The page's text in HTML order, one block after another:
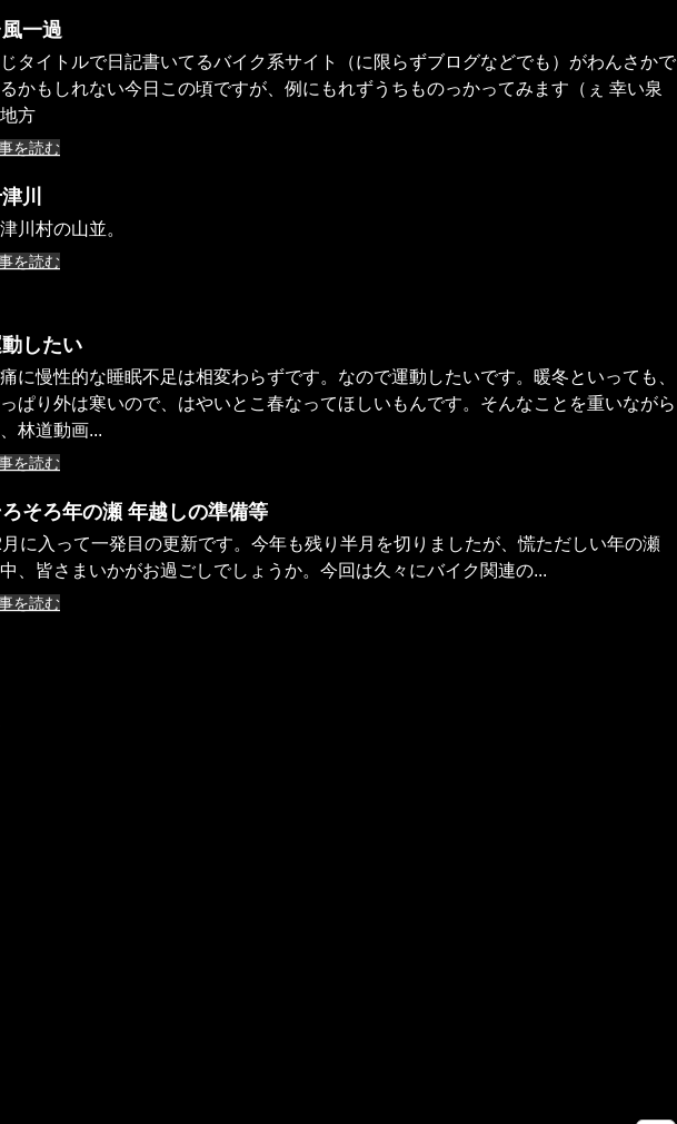
一過
タイトルで日記書いてるバイク系サイト（に限らずブログなどでも）がわんさかで
かもしれない今日この頃ですが、例にもれずうちものっかってみます（ぇ 幸い泉
方
を読む
川
川村の山並。
を読む
したい
に慢性的な睡眠不足は相変わらずです。なので運動したいです。暖冬といっても、
ぱり外は寒いので、はやいとこ春なってほしいもんです。そんなことを重いながら
林道動画...
を読む
そろ年の瀬 年越しの準備等
に入って一発目の更新です。今年も残り半月を切りましたが、慌ただしい年の瀬
、皆さまいかがお過ごしでしょうか。今回は久々にバイク関連の...
を読む